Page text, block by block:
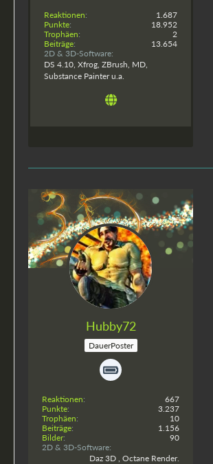
Reaktionen
1.687
Punkte
18.952
Trophäen
2
Beiträge
13.654
2D & 3D-Software
DS 4.10, Xfrog, ZBrush, MD,
Substance Painter u.a.
Hubby72
DauerPoster
Reaktionen
667
Punkte
3.237
Trophäen
10
Beiträge
1.156
Bilder
90
2D & 3D-Software
Daz 3D , Octane Render.